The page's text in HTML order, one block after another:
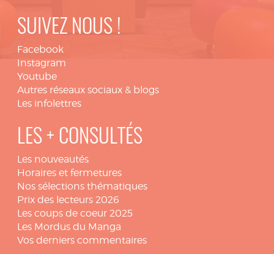
SUIVEZ NOUS !
Facebook
Instagram
Youtube
Autres réseaux sociaux & blogs
Les infolettres
LES + CONSULTÉS
Les nouveautés
Horaires et fermetures
Nos sélections thématiques
Prix des lecteurs 2026
Les coups de coeur 2025
Les Mordus du Manga
Vos derniers commentaires